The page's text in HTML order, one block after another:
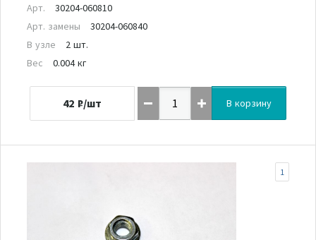
Арт.
30204-060810
Арт. замены
30204-060840
В узле
2 шт.
Вес
0.004 кг
42 ₽/шт В корзину
1